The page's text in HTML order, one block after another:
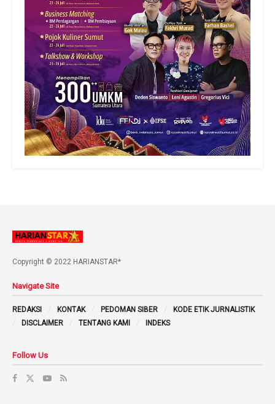
Copyright © 2022 HARIANSTAR*
Navigate Site
REDAKSI KONTAK PEDOMAN SIBER
KODE ETIK JURNALISTIK
DISCLAIMER
TENTANG KAMI INDEKS
Follow Us